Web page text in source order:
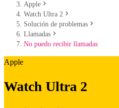
Apple
Watch Ultra 2
Solución de problemas
Llamadas
No puedo recibir llamadas
Apple
Watch Ultra 2